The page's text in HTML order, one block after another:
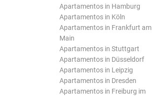
Apartamentos in Hamburg
Apartamentos in Köln
Apartamentos in Frankfurt am
Main
Apartamentos in Stuttgart
Apartamentos in Düsseldorf
Apartamentos in Leipzig
Apartamentos in Dresden
Apartamentos in Freiburg im